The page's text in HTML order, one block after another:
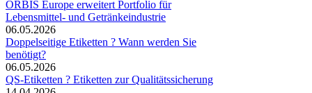
ORBIS Europe erweitert Portfolio für
Lebensmittel- und Getränkeindustrie
06.05.2026
Doppelseitige Etiketten ? Wann werden Sie
benötigt?
06.05.2026
QS-Etiketten ? Etiketten zur Qualitätssicherung